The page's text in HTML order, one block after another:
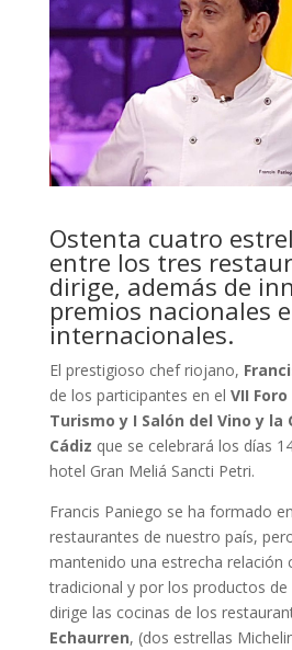
Ostenta cuatro
entre los tres
dirige, además de
premios nacionales e
internacionales.
El prestigioso chef riojano,
de los participantes en el VII
Turismo y I Salón del Vino y la
Cádiz que se celebrará los días
hotel Gran Meliá Sancti Petri.
Francis Paniego se ha formado
restaurantes de nuestro país,
mantenido una estrecha relación
tradicional y por los productos de
dirige las cocinas de los
Echaurren, (dos estrellas